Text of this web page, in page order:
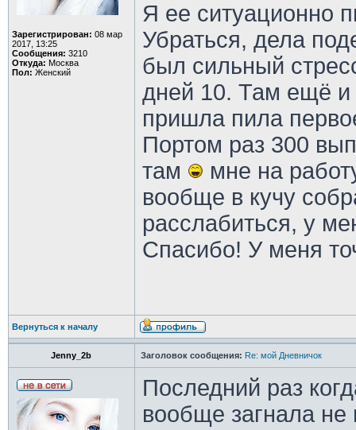
Зарегистрирован: 08 мар
2017, 13:25
Сообщения: 3210
Откуда: Москва
Пол: Женский
Я ее ситуационно
Убраться, дела
был сильный
дней 10. Там ещё и
пришла пила
Портом раз 300
там
мне на
вообще в кучу
расслабиться, у
Спасибо! У меня
Вернуться к началу
Jenny_2b Заголовок сообщения: Re: мой Дневничок
Последний раз
вообще загнала не